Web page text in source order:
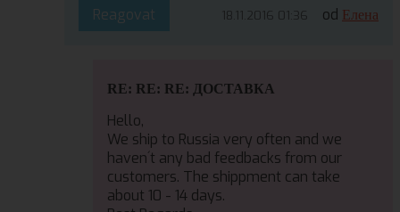
Reagovat 18.11.2016 01:36 od Елена
RE: RE: RE: ДОСТАВКА
Hello,
We ship to Russia very often and we
haven´t any bad feedbacks from our
customers. The shippment can take
about 10 - 14 days.